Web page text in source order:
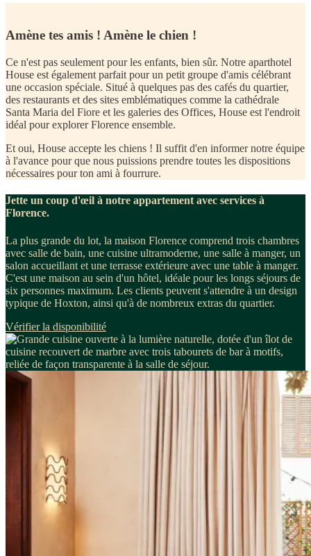
Amène tes amis ! Amène le chien !
Ce n'est pas seulement pour les enfants, bien sûr. Notre aparthotel
House est également parfait pour un petit groupe d'amis célébrant
une occasion spéciale. Situé à quelques pas des cafés du quartier,
des restaurants et des sites emblématiques comme la cathédrale
Santa Maria del Fiore et les galeries des Offices, House est l'endroit
idéal pour explorer Florence ensemble.
Et oui, House accepte les chiens ! Il suffit d'en informer notre équipe
à l'avance pour que nous puissions prendre toutes les dispositions
nécessaires pour ton ami à fourrure.
Jette un coup d'œil à notre appartement avec services à
Florence.
La plus grande du lot, la maison Florence comprend trois chambres
avec salle de bain, une cuisine ultramoderne, une salle à manger, un
salon accueillant et une terrasse extérieure avec une table à manger.
C'est une maison au sein d'un hôtel, idéale pour les longs séjours de
six personnes maximum. Les clients peuvent s'attendre à un design
typique de Hoxton, ainsi qu'à de nombreux extras du quartier.
Vérifier la disponibilité